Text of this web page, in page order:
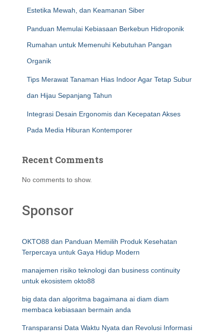
Estetika Mewah, dan Keamanan Siber
Panduan Memulai Kebiasaan Berkebun Hidroponik
Rumahan untuk Memenuhi Kebutuhan Pangan
Organik
Tips Merawat Tanaman Hias Indoor Agar Tetap Subur
dan Hijau Sepanjang Tahun
Integrasi Desain Ergonomis dan Kecepatan Akses
Pada Media Hiburan Kontemporer
Recent Comments
No comments to show.
Sponsor
OKTO88 dan Panduan Memilih Produk Kesehatan
Terpercaya untuk Gaya Hidup Modern
manajemen risiko teknologi dan business continuity
untuk ekosistem okto88
big data dan algoritma bagaimana ai diam diam
membaca kebiasaan bermain anda
Transparansi Data Waktu Nyata dan Revolusi Informasi